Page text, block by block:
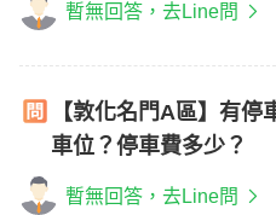
暫無回答，去Line問
【敦化名門A區】有
車位？停車費多少？
暫無回答，去Line問